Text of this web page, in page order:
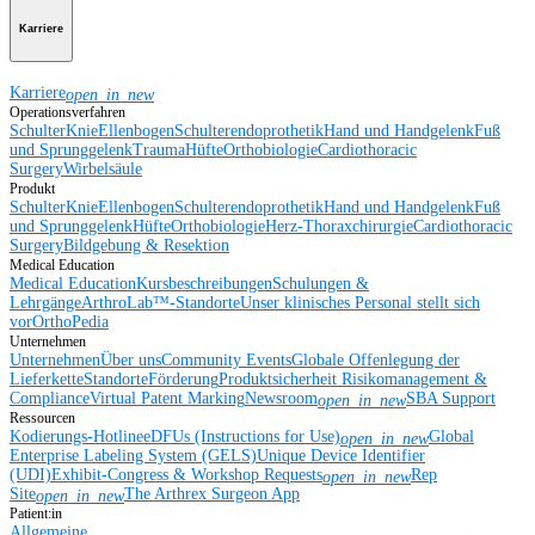
Karriere
Karriereopen_in_new
Operationsverfahren
SchulterKnieEllenbogenSchulterendoprothetikHand und HandgelenkFuß
und SprunggelenkTraumaHüfteOrthobiologieCardiothoracic
SurgeryWirbelsäule
Produkt
SchulterKnieEllenbogenSchulterendoprothetikHand und HandgelenkFuß
und SprunggelenkHüfteOrthobiologieHerz-ThoraxchirurgieCardiothoracic
SurgeryBildgebung & Resektion
Medical Education
Medical EducationKursbeschreibungenSchulungen &
LehrgängeArthroLab™-StandorteUnser klinisches Personal stellt sich
vorOrthoPedia
Unternehmen
UnternehmenÜber unsCommunity EventsGlobale Offenlegung der
LieferketteStandorteFörderungProduktsicherheit Risikomanagement &
ComplianceVirtual Patent MarkingNewsroomopen_in_newSBA Support
Ressourcen
Kodierungs-HotlineeDFUs (Instructions for Use)open_in_newGlobal
Enterprise Labeling System (GELS)Unique Device Identifier
(UDI)Exhibit-Congress & Workshop Requestsopen_in_newRep
Siteopen_in_newThe Arthrex Surgeon App
Patient:in